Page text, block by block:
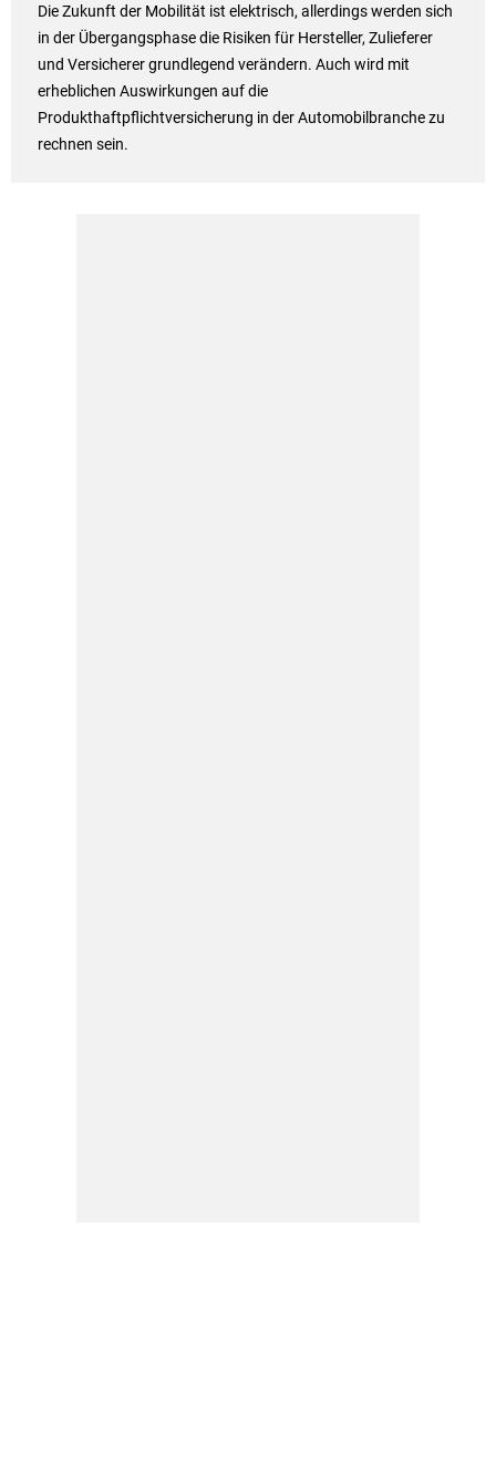
Die Zukunft der Mobilität ist elektrisch, allerdings werden sich
in der Übergangsphase die Risiken für Hersteller, Zulieferer
und Versicherer grundlegend verändern. Auch wird mit
erheblichen Auswirkungen auf die
Produkthaftpflichtversicherung in der Automobilbranche zu
rechnen sein.